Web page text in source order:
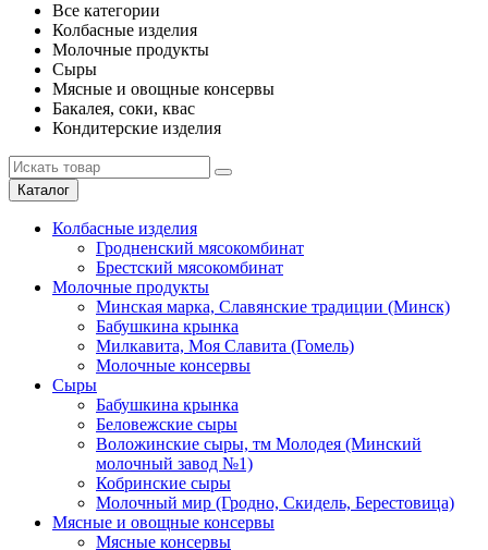
Все категории
Колбасные изделия
Молочные продукты
Сыры
Мясные и овощные консервы
Бакалея, соки, квас
Кондитерские изделия
Каталог
Колбасные изделия
Гродненский мясокомбинат
Брестский мясокомбинат
Молочные продукты
Минская марка, Славянские традиции (Минск)
Бабушкина крынка
Милкавита, Моя Славита (Гомель)
Молочные консервы
Сыры
Бабушкина крынка
Беловежские сыры
Воложинские сыры, тм Молодея (Минский
молочный завод №1)
Кобринские сыры
Молочный мир (Гродно, Скидель, Берестовица)
Мясные и овощные консервы
Мясные консервы